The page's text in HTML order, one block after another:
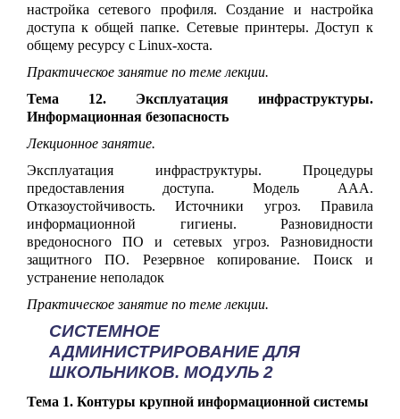
настройка сетевого профиля. Создание и настройка
доступа к общей папке. Сетевые принтеры. Доступ к
общему ресурсу с Linux-хоста.
Практическое занятие по теме лекции.
Тема 12. Эксплуатация инфраструктуры.
Информационная безопасность
Лекционное занятие.
Эксплуатация инфраструктуры. Процедуры
предоставления доступа. Модель ААА.
Отказоустойчивость. Источники угроз. Правила
информационной гигиены. Разновидности
вредоносного ПО и сетевых угроз. Разновидности
защитного ПО. Резервное копирование. Поиск и
устранение неполадок
Практическое занятие по теме лекции.
СИСТЕМНОЕ
АДМИНИСТРИРОВАНИЕ ДЛЯ
ШКОЛЬНИКОВ. МОДУЛЬ 2
Тема 1. Контуры крупной информационной системы